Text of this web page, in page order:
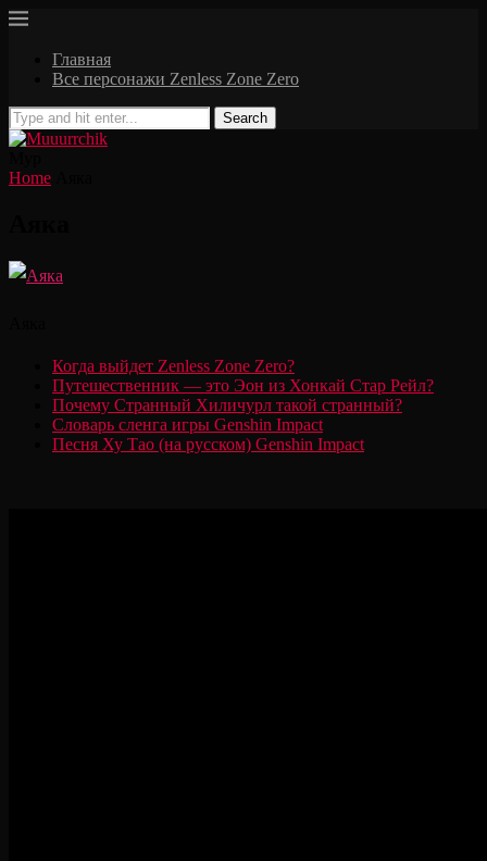
Главная
Все персонажи Zenless Zone Zero
Search
Home
Когда выйдет Zenless Zone Zero?
Путешественник — это Эон из Хонкай Стар Рейл?
Почему Странный Хиличурл такой странный?
Словарь сленга игры Genshin Impact
Песня Ху Тао (на русском) Genshin Impact